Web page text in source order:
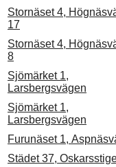
Stornäset 4,
17
Stornäset 4,
8
Sjömärket 1,
Larsbergsvägen
Sjömärket 1,
Larsbergsvägen
Furunäset 1,
Städet 37,